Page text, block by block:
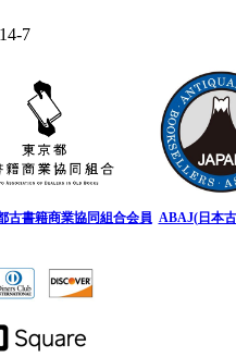
7
古書籍商業協同組合会員 ABAJ(日本